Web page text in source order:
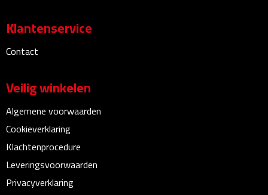
Bureausets
Briefopeners
Gummen
Klantenservice
Contact
Veilig winkelen
Algemene voorwaarden
Cookieverklaring
Klachtenprocedure
Leveringsvoorwaarden
Privacyverklaring